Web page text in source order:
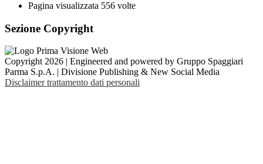
Pagina visualizzata 556 volte
Sezione Copyright
Copyright 2026 | Engineered and powered by Gruppo Spaggiari
Parma S.p.A. | Divisione Publishing & New Social Media
Disclaimer trattamento dati personali